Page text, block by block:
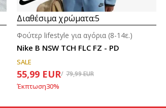
Διαθέσιμα χρώματα:5
Nike B NSW TCH FLC FZ - PD
Φούτερ lifestyle για αγόρια (8-14ε.)
SALE
55,99 EUR 79,99EUR
Έκπτωση30%